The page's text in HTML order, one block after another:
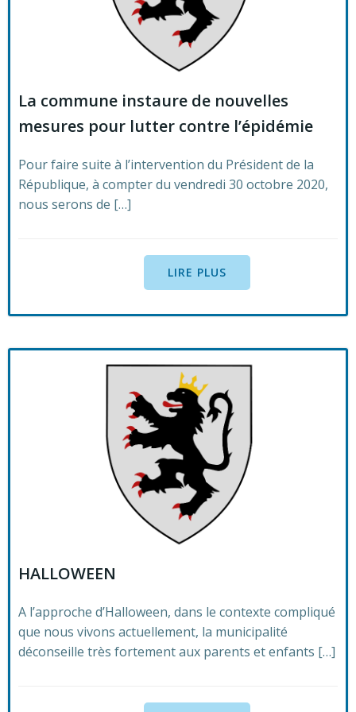
La commune instaure de nouvelles
mesures pour lutter contre l’épidémie
Pour faire suite à l’intervention du Président de la
République, à compter du vendredi 30 octobre 2020,
nous serons de […]
LIRE PLUS
HALLOWEEN
A l’approche d’Halloween, dans le contexte compliqué
que nous vivons actuellement, la municipalité
déconseille très fortement aux parents et enfants […]